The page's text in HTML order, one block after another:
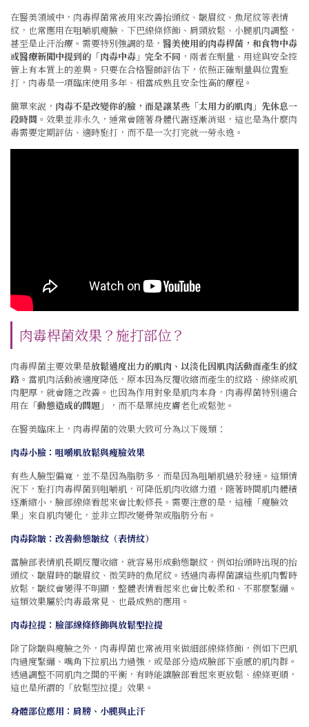
在醫美領域中，肉毒桿菌常被用來改善抬頭紋、皺眉紋、魚尾紋等表情
紋，也常應用在咀嚼肌瘦臉、下巴線條修飾、肩頸放鬆、小腿肌肉調整，
甚至是止汗治療。需要特別強調的是， 醫美使用的肉毒桿菌，和食物中毒
或醫療新聞中提到的「肉毒中毒」完全不同 ，兩者在劑量、用途與安全控
管上有本質上的差異。只要在合格醫師評估下，依照正確劑量與位置施
打，肉毒是一項臨床使用多年、相當成熟且安全性高的療程。
簡單來說， 肉毒不是改變你的臉，而是讓某些「太用力的肌肉」先休息一
段時間 。效果並非永久，通常會隨著身體代謝逐漸消退，這也是為什麼肉
毒需要定期評估、適時施打，而不是一次打完就一勞永逸。
肉毒桿菌效果？施打部位？
肉毒桿菌主要效果是放鬆過度出力的肌肉、以淡化因肌肉活動而產生的紋
路 。當肌肉活動被適度降低，原本因為反覆收縮而產生的紋路、線條或肌
肉肥厚，就會隨之改善。也因為作用對象是肌肉本身， 肉毒桿菌特別適合
用在「動態造成的問題 」，而不是單純皮膚老化或鬆弛 。
在醫美臨床上，肉毒桿菌的效果大致可分為以下幾類：
肉毒小臉：咀嚼肌放鬆與瘦臉效果
有些人臉型偏寬，並不是因為脂肪多，而是因為咀嚼肌過於發達。這類情
況下，施打肉毒桿菌到咀嚼肌，可降低肌肉收縮力道，隨著時間肌肉體積
逐漸縮小，臉部線條看起來會比較修長。需要注意的是，這種「瘦臉效
果」來自肌肉變化，並非立即改變骨架或脂肪分布。
肉毒除皺：改善動態皺紋（表情紋）
當臉部表情肌長期反覆收縮，就容易形成動態皺紋，例如抬頭時出現的抬
頭紋、皺眉時的皺眉紋、微笑時的魚尾紋。透過肉毒桿菌讓這些肌肉暫時
放鬆，皺紋會變得不明顯，整體表情看起來也會比較柔和、不那麼緊繃。
這類效果屬於肉毒最常見、也最成熟的應用。
肉毒拉提：臉部線條修飾與放鬆型拉提
除了除皺與瘦臉之外，肉毒桿菌也常被用來做細部線條修飾，例如下巴肌
肉過度緊繃、嘴角下拉肌出力過強，或是部分造成臉部下垂感的肌肉群。
透過調整不同肌肉之間的平衡，有時能讓臉部看起來更放鬆、線條更順，
這也是所謂的「放鬆型拉提」效果。
身體部位應用：肩膀、小腿與止汗